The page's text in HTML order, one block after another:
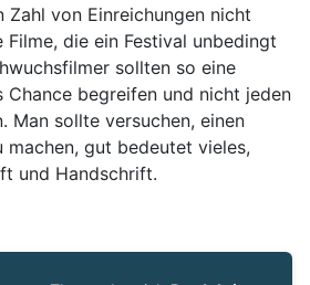
Zahl von Einreichungen nicht
die ein Festival unbedingt
sollten so eine
Chance begreifen und nicht jeden
Man sollte versuchen, einen
gut bedeutet vieles,
und Handschrift.